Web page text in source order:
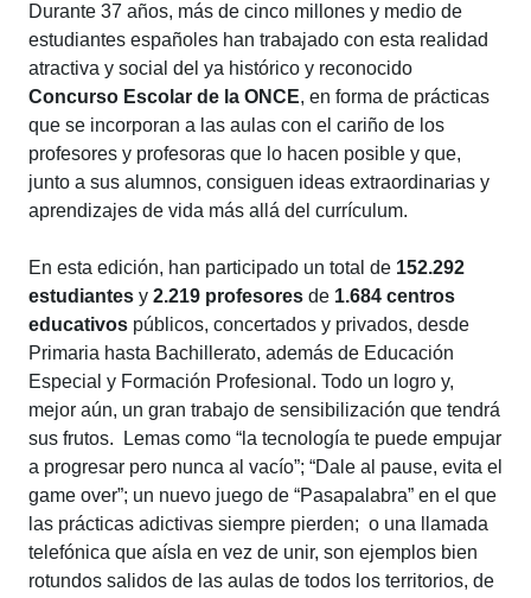
Durante 37 años, más de cinco millones y medio de
estudiantes españoles han trabajado con esta realidad
atractiva y social del ya histórico y reconocido
Concurso Escolar de la ONCE, en forma de prácticas
que se incorporan a las aulas con el cariño de los
profesores y profesoras que lo hacen posible y que,
junto a sus alumnos, consiguen ideas extraordinarias y
aprendizajes de vida más allá del currículum.
En esta edición, han participado un total de 152.292
estudiantes y 2.219 profesores de 1.684 centros
educativos públicos, concertados y privados, desde
Primaria hasta Bachillerato, además de Educación
Especial y Formación Profesional. Todo un logro y,
mejor aún, un gran trabajo de sensibilización que tendrá
sus frutos. Lemas como “la tecnología te puede empujar
a progresar pero nunca al vacío”; “Dale al pause, evita el
game over”; un nuevo juego de “Pasapalabra” en el que
las prácticas adictivas siempre pierden; o una llamada
telefónica que aísla en vez de unir, son ejemplos bien
rotundos salidos de las aulas de todos los territorios, de